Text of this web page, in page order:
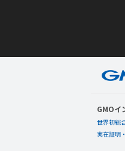
GMOイ
世界初総
実在証明